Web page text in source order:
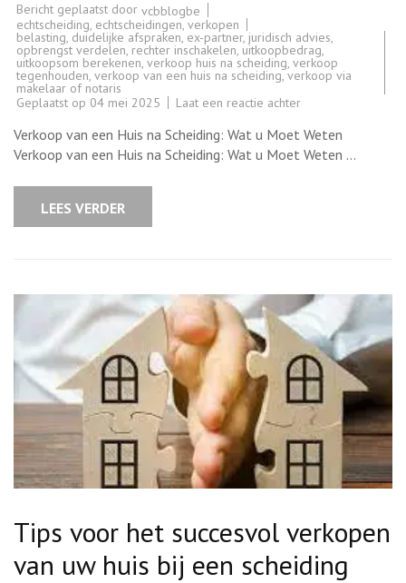
Bericht geplaatst door vcbblogbe
echtscheiding, echtscheidingen, verkopen
belasting, duidelijke afspraken, ex-partner, juridisch advies,
opbrengst verdelen, rechter inschakelen, uitkoopbedrag,
uitkoopsom berekenen, verkoop huis na scheiding, verkoop
tegenhouden, verkoop van een huis na scheiding, verkoop via
makelaar of notaris
Geplaatst op 04 mei 2025 Laat een reactie achterop
de
Verkoop
van
een
Tips
Verkoop van een Huis na Scheiding: Wat u Moet Weten
Verkoop van een Huis na Scheiding: Wat u Moet Weten …
LEES VERDER
Tips voor het succesvol verkopen
van uw huis bij een scheiding